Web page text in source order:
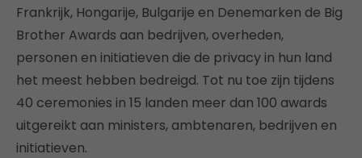
Frankrijk, Hongarije, Bulgarije en Denemarken de Big
Brother Awards aan bedrijven, overheden,
personen en initiatieven die de privacy in hun land
het meest hebben bedreigd. Tot nu toe zijn tijdens
40 ceremonies in 15 landen meer dan 100 awards
uitgereikt aan ministers, ambtenaren, bedrijven en
initiatieven.